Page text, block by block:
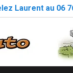
Laurent au 06